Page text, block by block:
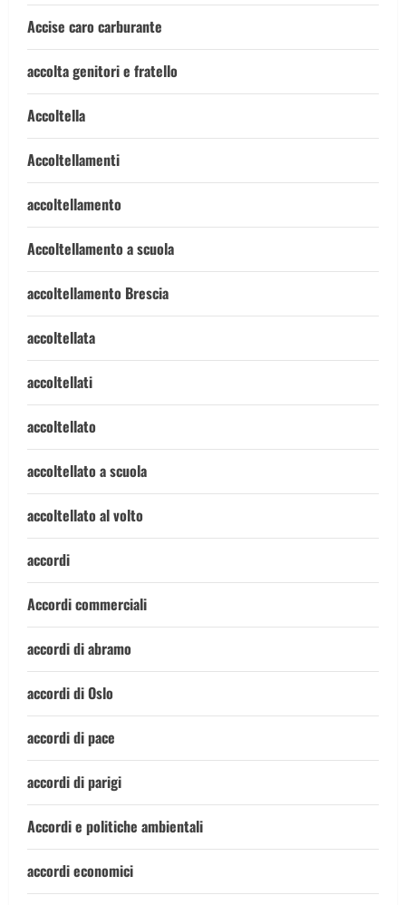
Accise caro carburante
accolta genitori e fratello
Accoltella
Accoltellamenti
accoltellamento
Accoltellamento a scuola
accoltellamento Brescia
accoltellata
accoltellati
accoltellato
accoltellato a scuola
accoltellato al volto
accordi
Accordi commerciali
accordi di abramo
accordi di Oslo
accordi di pace
accordi di parigi
Accordi e politiche ambientali
accordi economici